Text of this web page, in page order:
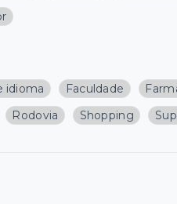
idioma Faculdade
Rodovia Shopping